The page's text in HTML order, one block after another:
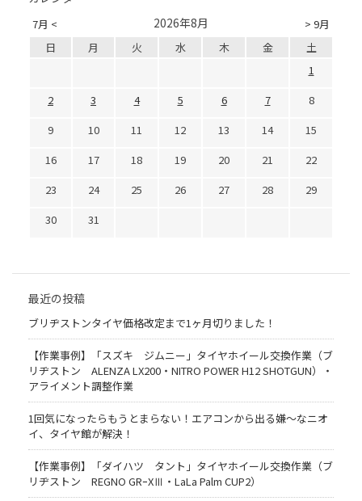
7月 < > 9月
2026年8月
日 月 火 水 木 金
土
1
2
3 4 5 6 7
8
9
10 11 12 13 14
15
16
17 18 19 20 21
22
23
24 25 26 27 28
29
30
31
最近の投稿
ブリヂストンタイヤ価格改定まで1ヶ月切りました！
【作業事例】「スズキ ジムニー」タイヤホイール交換作業（ブ
リヂストン ALENZA LX200・NITRO POWER H12 SHOTGUN）・
アライメント調整作業
1回気になったらもうとまらない！エアコンから出る嫌〜なニオ
イ、タイヤ館が解決！
【作業事例】「ダイハツ タント」タイヤホイール交換作業（ブ
リヂストン REGNO GRｰXⅢ・LaLa Palm CUP2）